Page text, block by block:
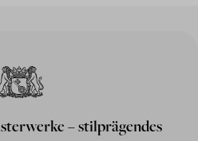
– stilprägendes